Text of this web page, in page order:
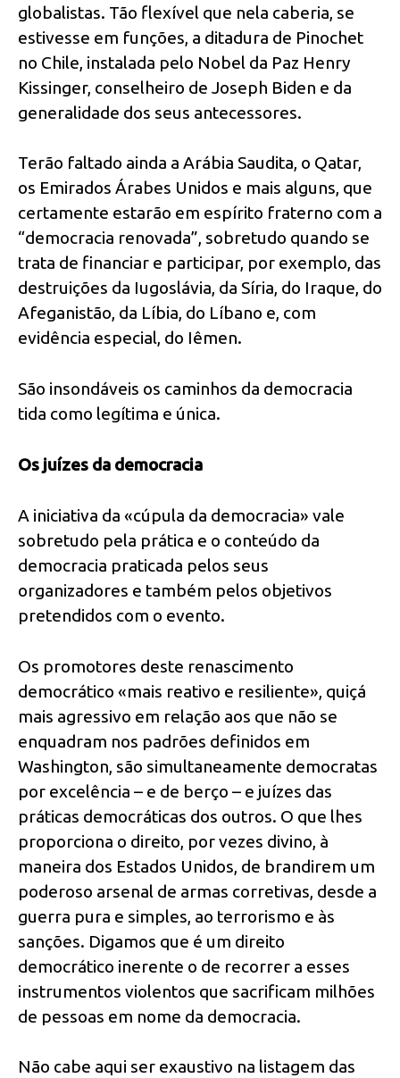
globalistas. Tão flexível que nela caberia, se
estivesse em funções, a ditadura de Pinochet
no Chile, instalada pelo Nobel da Paz Henry
Kissinger, conselheiro de Joseph Biden e da
generalidade dos seus antecessores.
Terão faltado ainda a Arábia Saudita, o Qatar,
os Emirados Árabes Unidos e mais alguns, que
certamente estarão em espírito fraterno com a
“democracia renovada”, sobretudo quando se
trata de financiar e participar, por exemplo, das
destruições da Iugoslávia, da Síria, do Iraque, do
Afeganistão, da Líbia, do Líbano e, com
evidência especial, do Iêmen.
São insondáveis os caminhos da democracia
tida como legítima e única.
Os juízes da democracia
A iniciativa da «cúpula da democracia» vale
sobretudo pela prática e o conteúdo da
democracia praticada pelos seus
organizadores e também pelos objetivos
pretendidos com o evento.
Os promotores deste renascimento
democrático «mais reativo e resiliente», quiçá
mais agressivo em relação aos que não se
enquadram nos padrões definidos em
Washington, são simultaneamente democratas
por excelência – e de berço – e juízes das
práticas democráticas dos outros. O que lhes
proporciona o direito, por vezes divino, à
maneira dos Estados Unidos, de brandirem um
poderoso arsenal de armas corretivas, desde a
guerra pura e simples, ao terrorismo e às
sanções. Digamos que é um direito
democrático inerente o de recorrer a esses
instrumentos violentos que sacrificam milhões
de pessoas em nome da democracia.
Não cabe aqui ser exaustivo na listagem das